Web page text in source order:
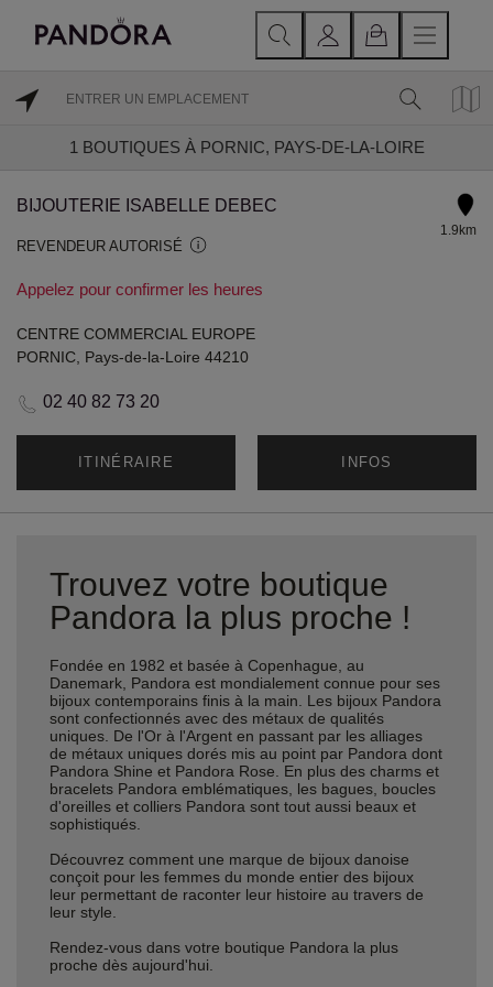
1 BOUTIQUES À PORNIC, PAYS-DE-LA-LOIRE
BIJOUTERIE ISABELLE DEBEC
REVENDEUR AUTORISÉ
Appelez pour confirmer les heures
1.9km
CENTRE COMMERCIAL EUROPE
PORNIC, Pays-de-la-Loire 44210
02 40 82 73 20
ITINÉRAIRE INFOS
Trouvez votre boutique
Pandora la plus proche !
Fondée en 1982 et basée à Copenhague, au
Danemark, Pandora est mondialement connue pour ses
bijoux contemporains finis à la main. Les bijoux Pandora
sont confectionnés avec des métaux de qualités
uniques. De l'Or à l'Argent en passant par les alliages
de métaux uniques dorés mis au point par Pandora dont
Pandora Shine et Pandora Rose. En plus des charms et
bracelets Pandora emblématiques, les bagues, boucles
d'oreilles et colliers Pandora sont tout aussi beaux et
sophistiqués.
Découvrez comment une marque de bijoux danoise
conçoit pour les femmes du monde entier des bijoux
leur permettant de raconter leur histoire au travers de
leur style.
Rendez-vous dans votre boutique Pandora la plus
proche dès aujourd'hui.